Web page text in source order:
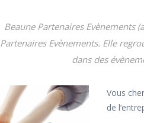
Beaune Partenaires Evènements
Partenaires Evènements. Elle
dans des
Vous
de